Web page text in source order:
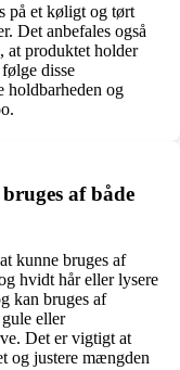
på et køligt og tørt
Det anbefales også
at produktet holder
disse
holdbarheden og
af både
kunne bruges af
hvidt hår eller lysere
kan bruges af
eller
Det er vigtigt at
og justere mængden